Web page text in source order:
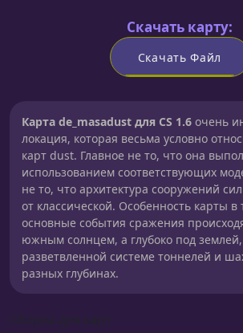
Скачать карту:
Скачать Файл
Карта de_masadust для CS 1.6 очень
локация, которая весьма условно
карт dust. Главное не то, что она
использованием соответствующих
не то, что архитектура сооружений
от классической. Особенность карты в
основные события сражения
южным солнцем, а глубоко под
разветвленной системе тоннелей и
разных глубинах.